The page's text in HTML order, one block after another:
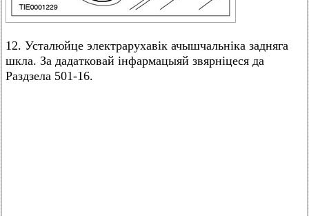
12. Усталюйце электрарухавік ачышчальніка задняга
шкла. За дадатковай інфармацыяй звярніцеся да
Раздзела 501-16.